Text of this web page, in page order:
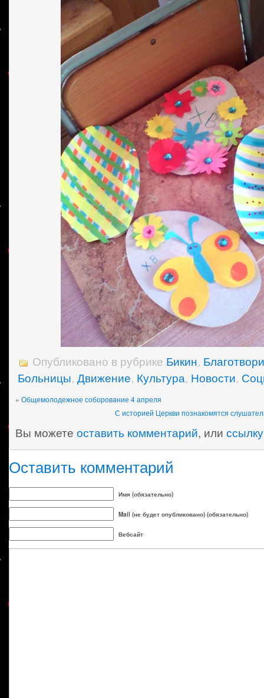
Опубликовано в рубрике Бикин,
Больницы, Движение, Культура, Новости,
« Общемолодежное соборование 4 апреля
С историей Церкви познакомятся
Вы можете оставить комментарий, или ссылку
Оставить комментарий
Имя (обязательно)
Mail (не будет опубликовано) (обязательно)
Вебсайт